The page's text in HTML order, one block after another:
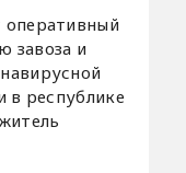
завоза и
в республике